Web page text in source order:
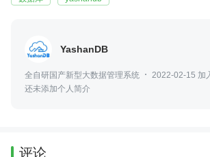
YashanDB
全自研国产新型大数据管理系统
2022-02-15 加
还未添加个人简介
评论